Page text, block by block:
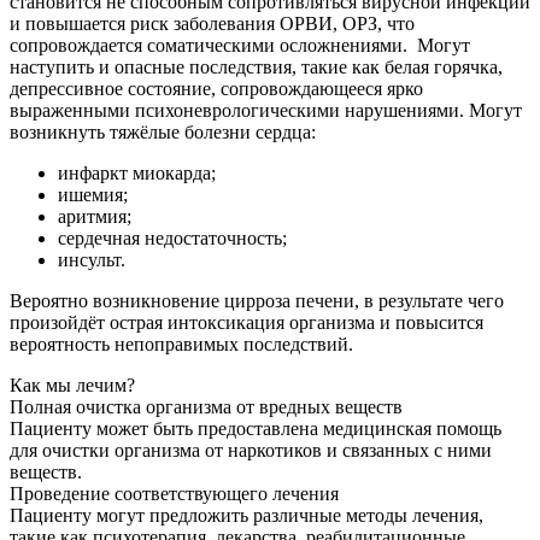
и повышается риск заболевания ОРВИ, ОРЗ, что
сопровождается соматическими осложнениями. Могут
наступить и опасные последствия, такие как белая горячка,
депрессивное состояние, сопровождающееся ярко
выраженными психоневрологическими нарушениями. Могут
возникнуть тяжёлые болезни сердца:
инфаркт миокарда;
ишемия;
аритмия;
сердечная недостаточность;
инсульт.
Вероятно возникновение цирроза печени, в результате чего
произойдёт острая интоксикация организма и повысится
вероятность непоправимых последствий.
Как мы лечим?
Полная очистка организма от вредных веществ
Пациенту может быть предоставлена медицинская помощь
для очистки организма от наркотиков и связанных с ними
веществ.
Проведение соответствующего лечения
Пациенту могут предложить различные методы лечения,